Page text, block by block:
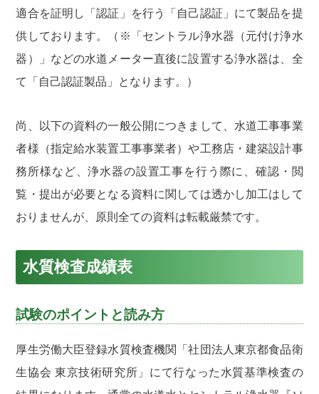
適合を証明し「認証」を行う「自己認証」にて製品を提
供しております。（※「セントラル浄水器（元付け浄水
器）」などの水道メーター直後に設置する浄水器は、全
て「自己認証製品」となります。）
尚、以下の資料の一般公開につきまして、水道工事事業
者様（指定給水装置工事事業者）や工務店・建築設計事
務所様など、浄水器の設置工事を行う際に、確認・閲
覧・提出が必要となる資料に関しては透かし加工はして
おりませんが、原則全ての資料は転載厳禁です。
水質検査成績表
試験のポイントと読み方
厚生労働大臣登録水質検査機関「社団法人東京都食品衛
生協会 東京技術研究所」にて行なった水質基準検査の